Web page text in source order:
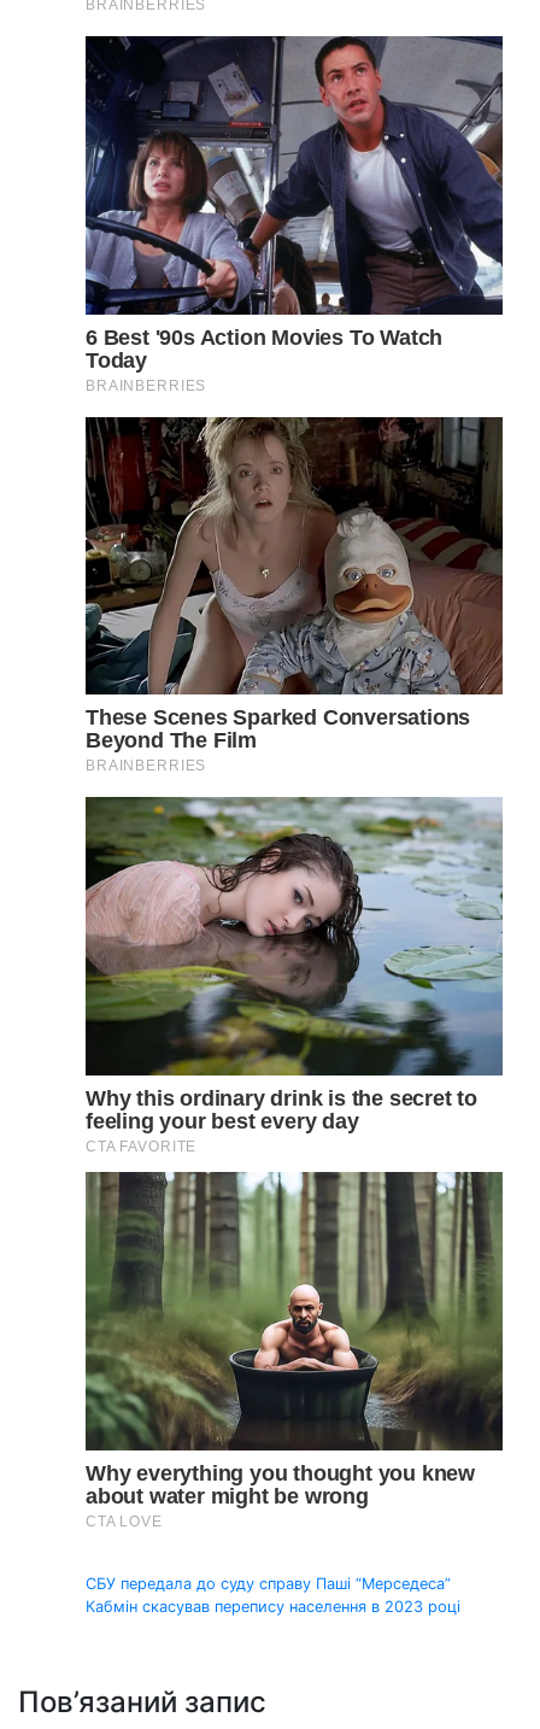
Навігація
СБУ передала до суду справу Паші “Мерседеса”
Кабмін скасував перепису населення в 2023 році
Пов’язаний запис